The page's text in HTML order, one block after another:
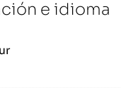
e idioma